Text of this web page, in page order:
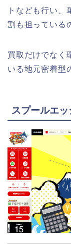
トなども行い、
割も担っている
買取だけでなく
いる地元密着型
スプールエッ